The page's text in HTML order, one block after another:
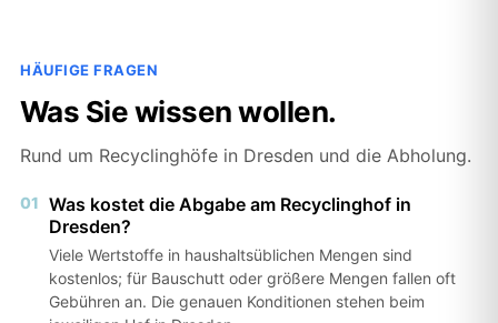
HÄUFIGE FRAGEN
Was Sie wissen wollen.
Rund um Recyclinghöfe in Dresden und die Abholung.
01 Was kostet die Abgabe am Recyclinghof in
Dresden?
Viele Wertstoffe in haushaltsüblichen Mengen sind
kostenlos; für Bauschutt oder größere Mengen fallen oft
Gebühren an. Die genauen Konditionen stehen beim